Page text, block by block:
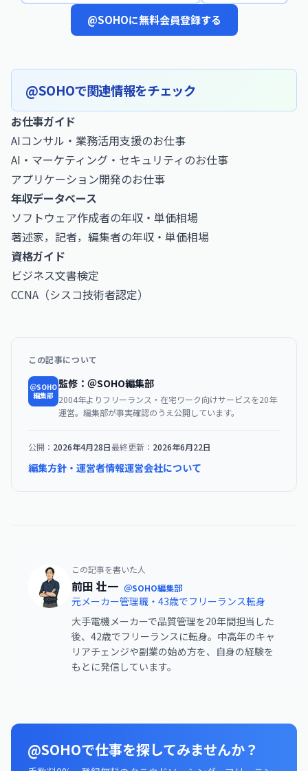
@SOHOに無料会員登録する
@SOHOで関連情報をチェック
お仕事ガイド
AIコンサル・業務活用支援のお仕事
AI・マーケティング・セキュリティのお仕事
アプリケーション開発のお仕事
年収データベース
ソフトウェア作成者の年収・単価相場
著述家，記者，編集者の年収・単価相場
資格ガイド
ビジネス文書検定
CCNA（シスコ技術者認定）
この記事について
＠SOHO
編集部
監修：＠SOHO編集部
2004年よりフリーランス・在宅ワーク向けサービスを20年
運営。編集部が事実確認のうえ公開しています。
公開： 2026年4月28日最終更新： 2026年6月22日
編集方針・運営者情報運営会社について
この記事を書いた人
前田 壮一 ＠SOHO編集部
元メーカー管理職・43歳でフリーランス転身
大手電機メーカーで品質管理を20年間担当した
後、42歳でフリーランスに転身。中高年のキャ
リアチェンジや副業の始め方を、自身の経験を
もとに発信しています。
@SOHOで仕事を探してみませんか？